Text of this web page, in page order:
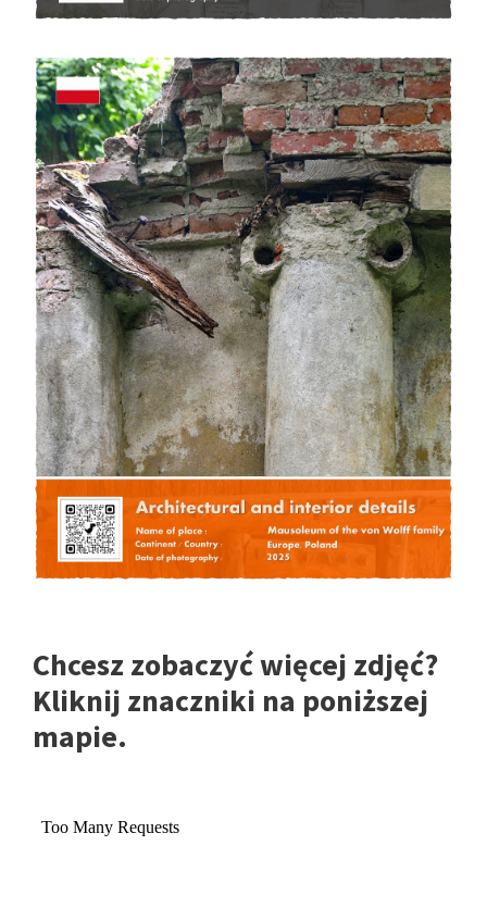
Chcesz zobaczyć więcej zdjęć?
Kliknij znaczniki na poniższej
mapie.